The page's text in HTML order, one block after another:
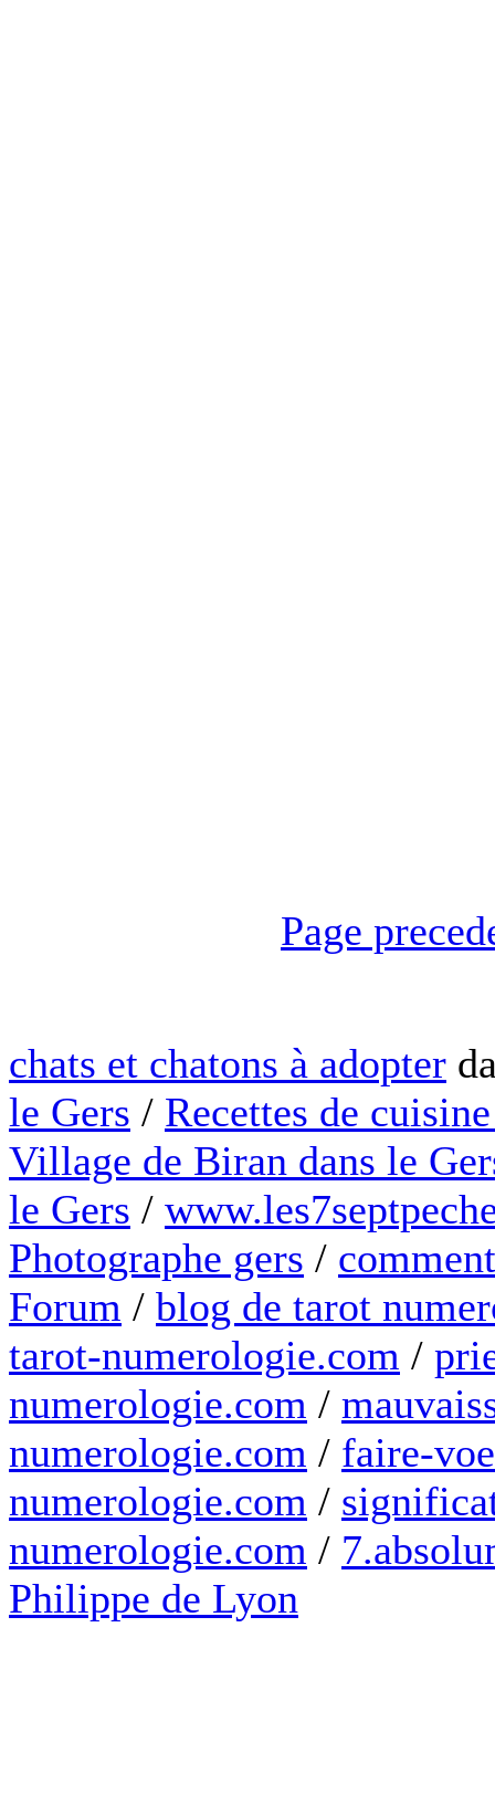
Page
chats et chatons à adopter
le Gers / Recettes de
Village de Biran dans le
le Gers /
Photographe gers /
Forum / blog de tarot
tarot-numerologie.com /
numerologie.com /
numerologie.com / faire-
numerologie.com /
numerologie.com /
Philippe de Lyon